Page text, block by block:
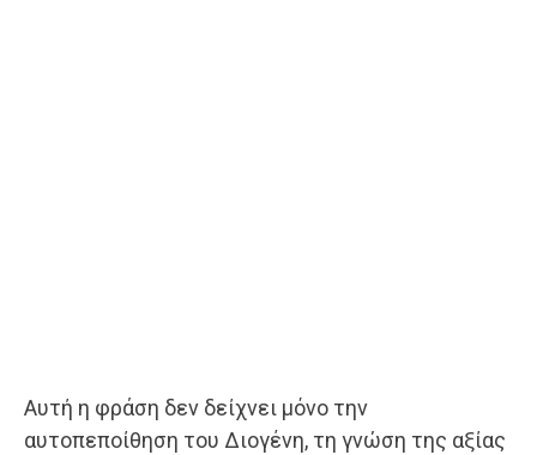
Αυτή η φράση δεν δείχνει μόνο την
αυτοπεποίθηση του Διογένη, τη γνώση της αξίας